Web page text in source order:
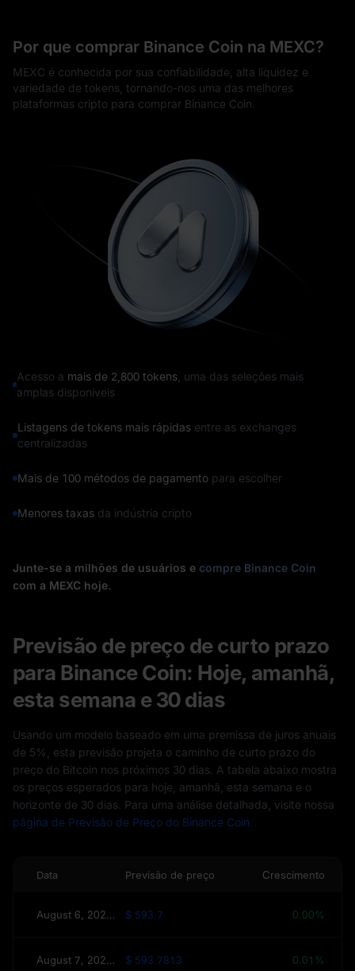
Por que comprar Binance Coin na MEXC?
MEXC é conhecida por sua confiabilidade, alta liquidez e
variedade de tokens, tornando-nos uma das melhores
plataformas cripto para comprar Binance Coin.
Acesso a mais de 2,800 tokens , uma das seleções mais
amplas disponíveis
Listagens de tokens mais rápidasentre as exchanges
centralizadas
Mais de 100 métodos de pagamento para escolher
Menores taxas da indústria cripto
Junte-se a milhões de usuários e compre Binance Coin
com a MEXC hoje.
Previsão de preço de curto prazo
para Binance Coin: Hoje, amanhã,
esta semana e 30 dias
Usando um modelo baseado em uma premissa de juros anuais
de 5%, esta previsão projeta o caminho de curto prazo do
preço do Bitcoin nos próximos 30 dias. A tabela abaixo mostra
os preços esperados para hoje, amanhã, esta semana e o
horizonte de 30 dias. Para uma análise detalhada, visite nossa
página de Previsão de Preço do Binance Coin.
Data Previsão de preço Crescimento
August 6, 2026(Hoje) $ 593.7 0.00%
August 7, 2026(Amanhã) $ 593.7813 0.01%